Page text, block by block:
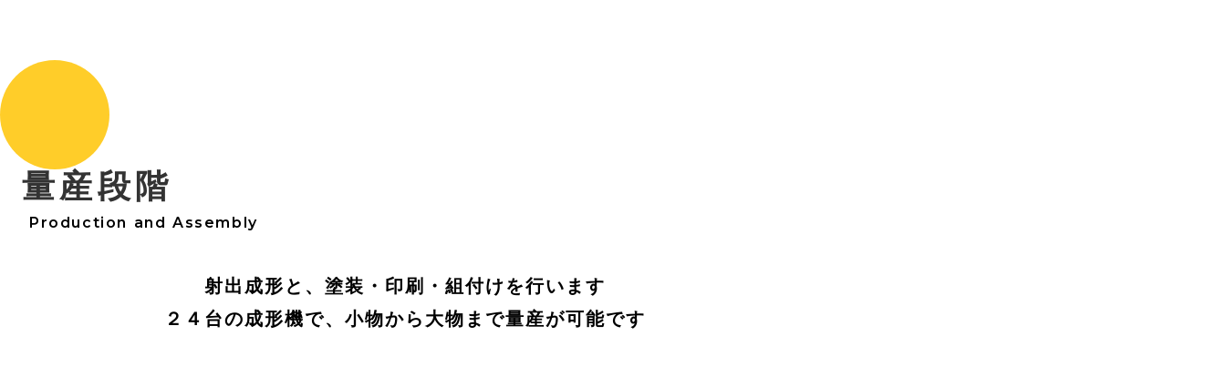
量産段階
Production and Assembly
射出成形と、塗装・印刷・組付けを行います
２４台の成形機で、小物から大物まで量産が可能です